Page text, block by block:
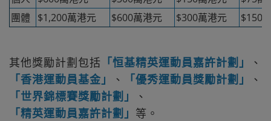
團體
$1,200萬港元 $600萬港元 $300萬港元 $150
其他獎勵計劃包括 「恒基精英運動員嘉許計劃」
、
「香港運動員基金」
、 「優秀運動員獎勵計劃」
、
「世界錦標賽獎勵計劃」
、
「精英運動員嘉許計劃」 等。